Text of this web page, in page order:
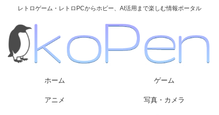
レトロゲーム・レトロPCからホビー、AI活用まで楽しむ情報ポータル
ホーム ゲーム
アニメ 写真・カメラ